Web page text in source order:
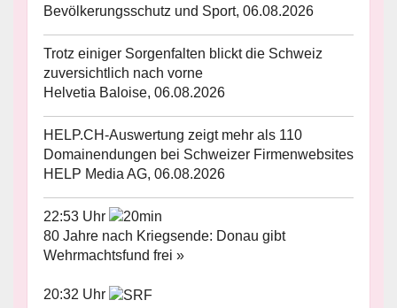
Bevölkerungsschutz und Sport, 06.08.2026
Trotz einiger Sorgenfalten blickt die Schweiz
zuversichtlich nach vorne
Helvetia Baloise, 06.08.2026
HELP.CH-Auswertung zeigt mehr als 110
Domainendungen bei Schweizer Firmenwebsites
HELP Media AG, 06.08.2026
22:53 Uhr
80 Jahre nach Kriegsende: Donau gibt
Wehrmachtsfund frei »
20:32 Uhr